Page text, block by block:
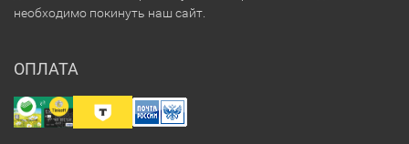
необходимо покинуть наш сайт.
ОПЛАТА